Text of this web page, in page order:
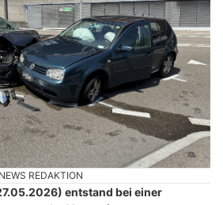
REDAKTION
entstand bei einer